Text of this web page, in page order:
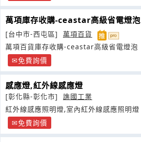
萬項庫存收購-ceastar高級省電燈泡
[台中市-西屯區]
萬項百貨
萬項百貨庫存收購-ceastar高級省電燈泡
免費詢價
感應燈,紅外線感應燈
[彰化縣-彰化市]
譙國工業
紅外線感應照明燈,室內紅外線感應照明燈
免費詢價